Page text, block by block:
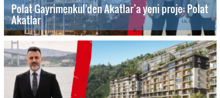
Polat Gayrimenkul’den Akatlar’a yeni proje: Polat
Akatlar